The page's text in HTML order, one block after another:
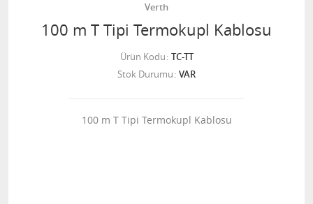
Verth
100 m T Tipi Termokupl Kablosu
Ürün Kodu TC-TT
Stok Durumu VAR
100 m T Tipi Termokupl Kablosu